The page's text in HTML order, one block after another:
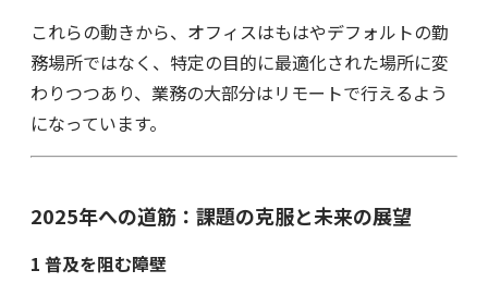
これらの動きから、オフィスはもはやデフォルトの勤
務場所ではなく、特定の目的に最適化された場所に変
わりつつあり、業務の大部分はリモートで行えるよう
になっています。
2025年への道筋：課題の克服と未来の展望
1普及を阻む障壁